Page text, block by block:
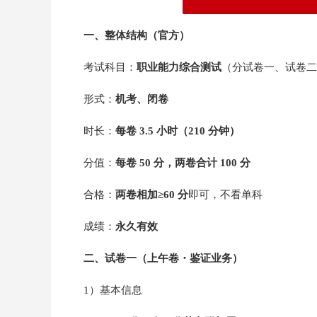
一、整体结构（官方）
考试科目： 职业能力综合测试（分试卷一、试卷
形式： 机考、闭卷
时长： 每卷 3.5 小时（210 分钟）
分值： 每卷 50 分，两卷合计 100 分
合格： 两卷相加≥60 分即可，不看单科
成绩： 永久有效
二、试卷一（上午卷・鉴证业务）
1）基本信息